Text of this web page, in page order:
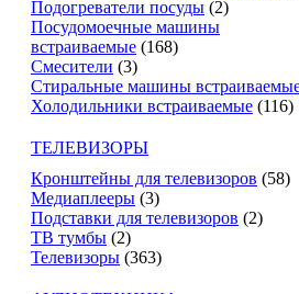
Подогреватели посуды (2)
Посудомоечные машины
встраиваемые (168)
Смесители (3)
Стиральные машины
Холодильники встраиваемые (116)
ТЕЛЕВИЗОРЫ
Кронштейны для телевизоров (58)
Медиаплееры (3)
Подставки для телевизоров (2)
ТВ тумбы (2)
Телевизоры (363)